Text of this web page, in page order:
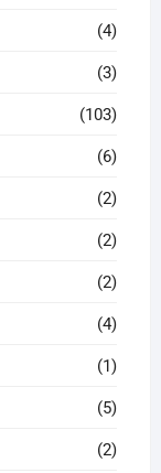
(4)
(3)
(103)
(6)
(2)
(2)
(2)
(4)
(1)
(5)
(2)